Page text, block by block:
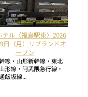
テル〈福島駅東〉2026
日（月）リブランドオ
ープン
線・山形新幹線・東北
形線・阿武隈急行線・
飯坂線...